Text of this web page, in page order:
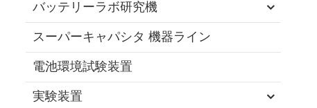
バッテリーラボ研究機
スーパーキャパシタ 機器ライン
電池環境試験装置
実験装置